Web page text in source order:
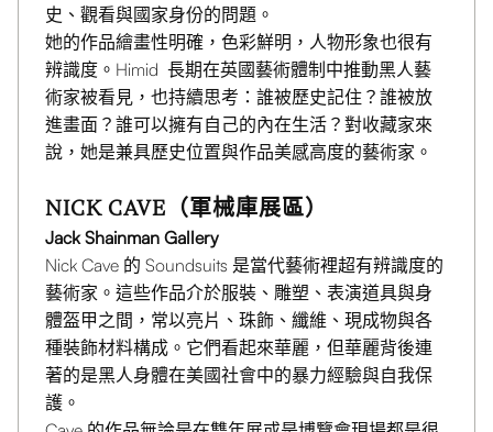
史、觀看與國家身份的問題。
她的作品繪畫性明確，色彩鮮明，人物形象也很有
辨識度。Himid 長期在英國藝術體制中推動黑人藝
術家被看見，也持續思考：誰被歷史記住？誰被放
進畫面？誰可以擁有自己的內在生活？對收藏家來
說，她是兼具歷史位置與作品美感高度的藝術家。
NICK CAVE（軍械庫展區）
Jack Shainman Gallery
Nick Cave 的 Soundsuits 是當代藝術裡超有辨識度的
藝術家。這些作品介於服裝、雕塑、表演道具與身
體盔甲之間，常以亮片、珠飾、纖維、現成物與各
種裝飾材料構成。它們看起來華麗，但華麗背後連
著的是黑人身體在美國社會中的暴力經驗與自我保
護。